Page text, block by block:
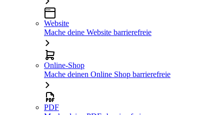
Website
Mache deine Website barrierefreie
Online-Shop
Mache deinen Online Shop barrierefreie
PDF